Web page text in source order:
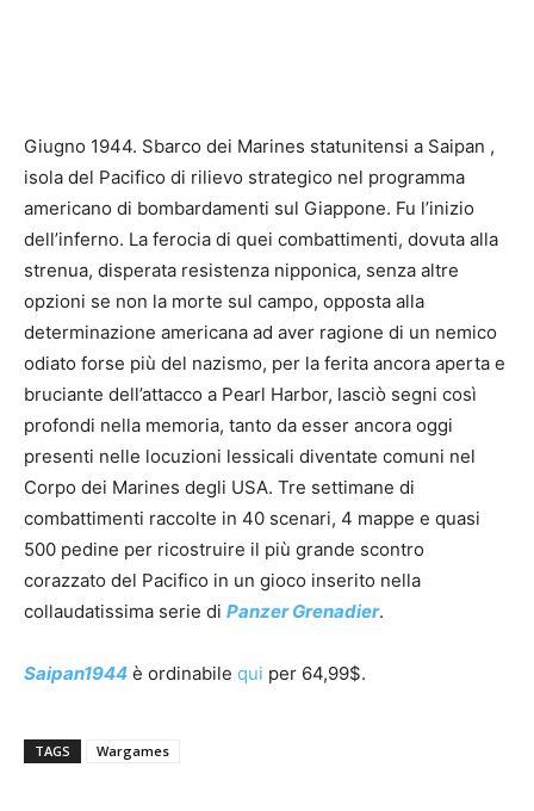
Giugno 1944. Sbarco dei Marines statunitensi a Saipan ,
isola del Pacifico di rilievo strategico nel programma
americano di bombardamenti sul Giappone. Fu l’inizio
dell’inferno. La ferocia di quei combattimenti, dovuta alla
strenua, disperata resistenza nipponica, senza altre
opzioni se non la morte sul campo, opposta alla
determinazione americana ad aver ragione di un nemico
odiato forse più del nazismo, per la ferita ancora aperta e
bruciante dell’attacco a Pearl Harbor, lasciò segni così
profondi nella memoria, tanto da esser ancora oggi
presenti nelle locuzioni lessicali diventate comuni nel
Corpo dei Marines degli USA. Tre settimane di
combattimenti raccolte in 40 scenari, 4 mappe e quasi
500 pedine per ricostruire il più grande scontro
corazzato del Pacifico in un gioco inserito nella
collaudatissima serie di Panzer Grenadier.
Saipan1944 è ordinabile qui per 64,99$.
TAGS Wargames